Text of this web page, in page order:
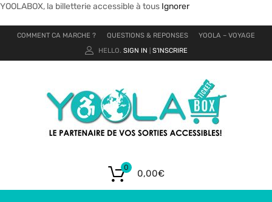
YOOLABOX, la billetterie accessible à tous Ignorer
COMMENT CA MARCHE ? QUESTIONS & REPONSES
YOOLA – VOYAGE
HELLO. SIGN IN S'INSCRIRE
0,00€
0